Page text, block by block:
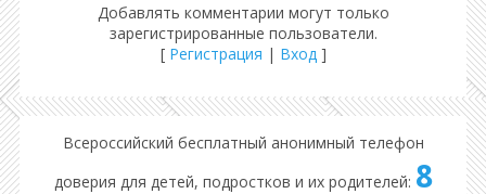
Добавлять комментарии могут только
зарегистрированные пользователи.
[ Регистрация | Вход ]
Всероссийский бесплатный анонимный телефон
доверия для детей, подростков и их родителей: 8